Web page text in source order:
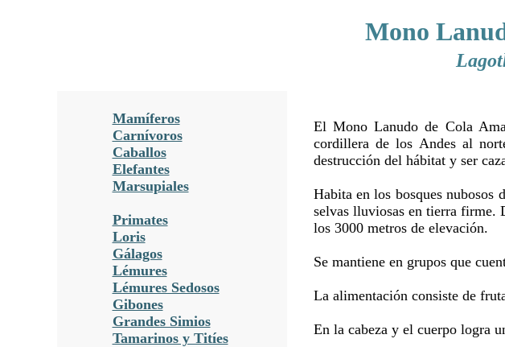
Mono
Mamíferos
Carnívoros
Caballos
Elefantes
Marsupiales
Primates
Loris
Gálagos
Lémures
Lémures Sedosos
Gibones
Grandes Simios
Tamarinos y Titíes
El Mono Lanudo de Cola
cordillera de los Andes al
destrucción del hábitat y ser
Habita en los bosques nubosos
selvas lluviosas en tierra firme.
los 3000 metros de elevación.
Se mantiene en grupos que
La alimentación consiste de
En la cabeza y el cuerpo logra